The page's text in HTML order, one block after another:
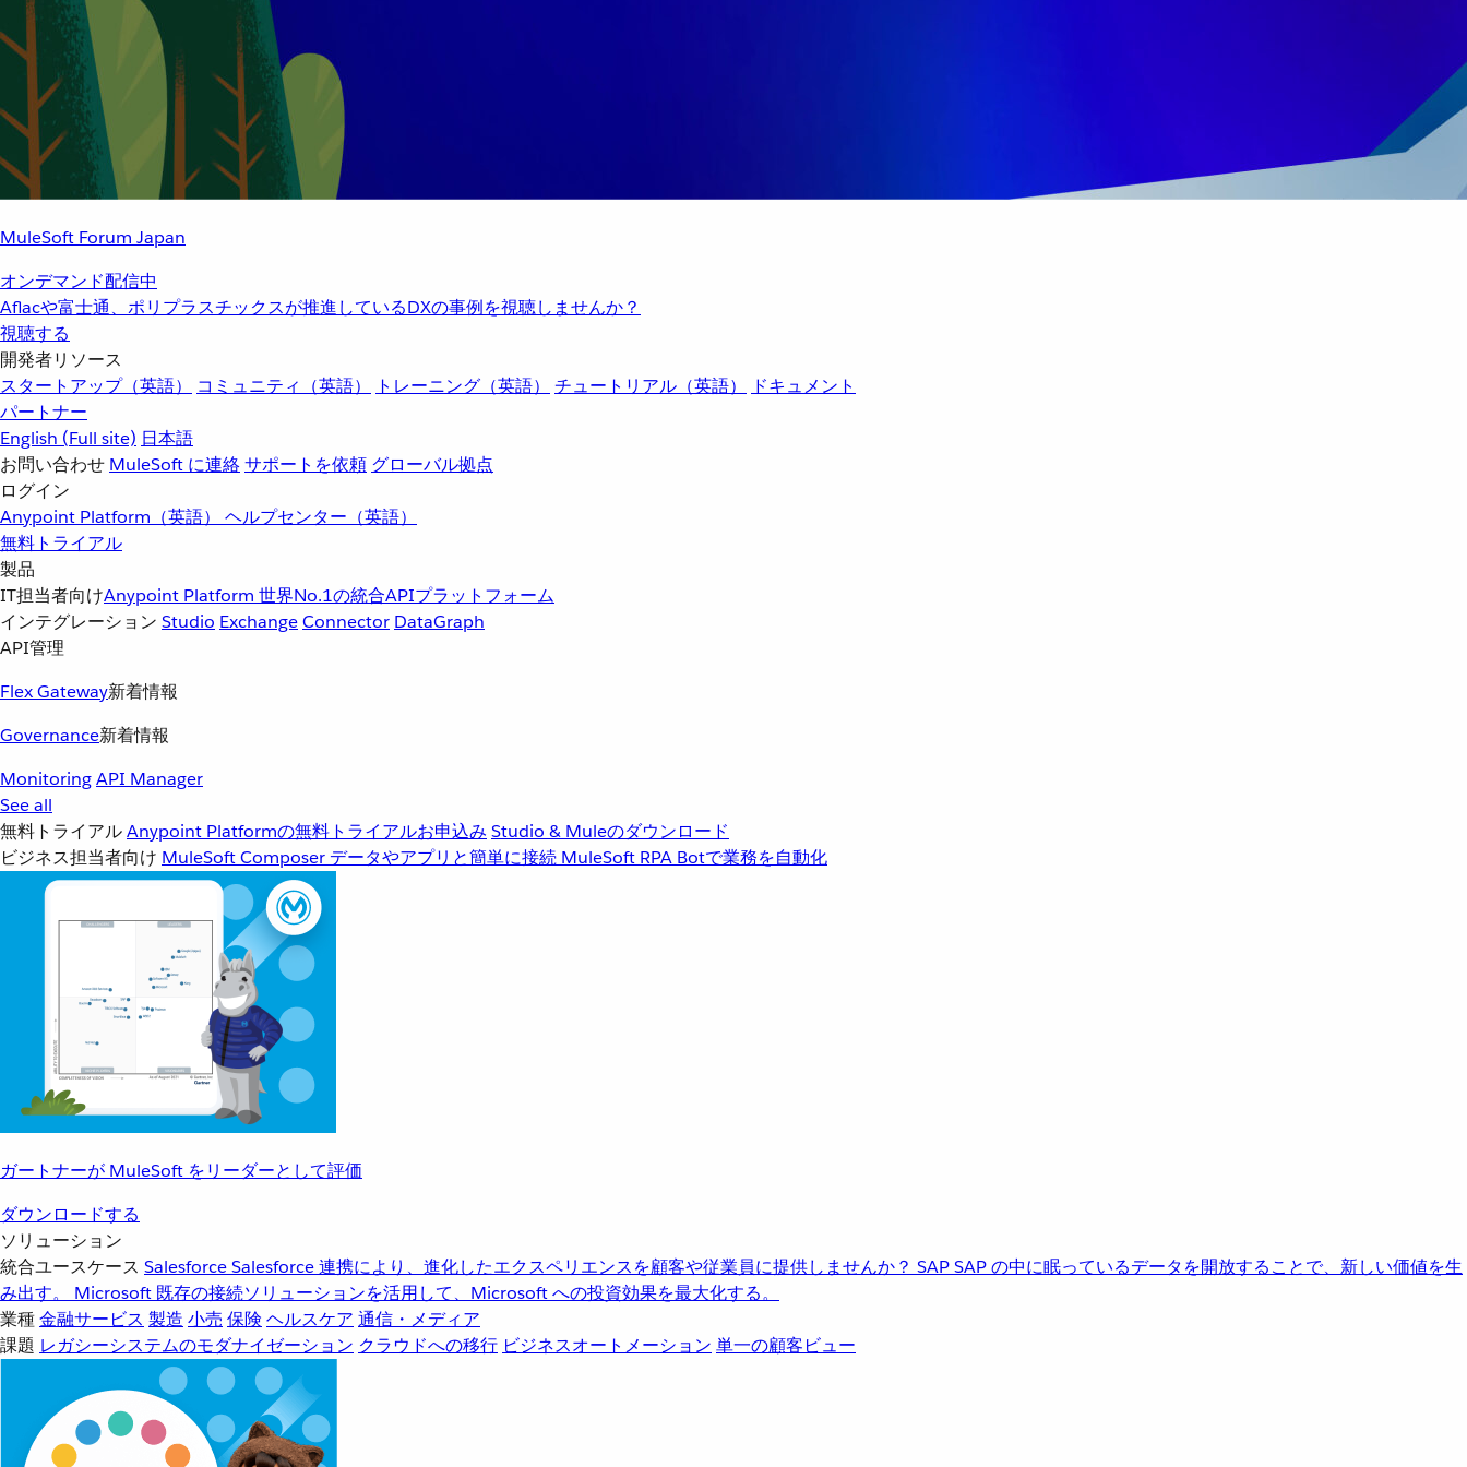
MuleSoft Forum Japan
オンデマンド配信中
Aflacや富士通、ポリプラスチックスが推進しているDXの事例を視聴しませんか？
視聴する
開発者リソース
スタートアップ（英語）
コミュニティ（英語） トレーニング（英語） チュートリアル（英語）
ドキュメント
パートナー
English (Full site) 日本語
お問い合わせ MuleSoft に連絡サポートを依頼 グローバル拠点
ログイン
Anypoint Platform（英語） ヘルプセンター（英語）
無料トライアル
製品
IT担当者向けAnypoint Platform 世界No.1の統合APIプラットフォーム
インテグレーション Studio ExchangeConnector DataGraph
API管理
Flex Gateway新着情報
Governance新着情報
MonitoringAPI Manager
See all
無料トライアルAnypoint Platformの無料トライアルお申込み Studio & Muleのダウンロード
ビジネス担当者向け MuleSoft Composer データやアプリと簡単に接続 MuleSoft RPA Botで業務を自動化
ガートナーが MuleSoft をリーダーとして評価
ダウンロードする
ソリューション
統合ユースケース SalesforceSalesforce 連携により、進化したエクスペリエンスを顧客や従業員に提供しませんか？ SAPSAP の中に眠っているデータを開放することで、新しい価値を生
み出す。
Microsoft 既存の接続ソリューションを活用して、Microsoft への投資効果を最大化する。
業種金融サービス 製造 小売 保険 ヘルスケア 通信・メディア
課題 レガシーシステムのモダナイゼーション クラウドへの移行 ビジネスオートメーション 単一の顧客ビュー